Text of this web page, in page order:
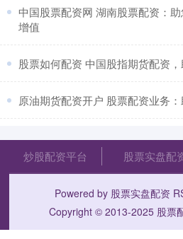
中国股票配资网 湖南股票配资：
增值
股票如何配资 中国股指期货配资
原油期货配资开户 股票配资业务
炒股配资平台 股票实盘配
Powered by 股票实盘配资
Copyright © 2013-2025 股票